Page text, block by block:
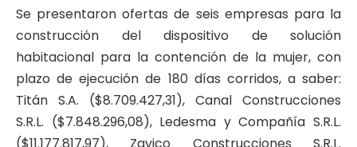
Se presentaron ofertas de seis empresas para la
construcción del dispositivo de solución
habitacional para la contención de la mujer, con
plazo de ejecución de 180 días corridos, a saber:
Titán S.A. ($8.709.427,31), Canal Construcciones
S.R.L. ($7.848.296,08), Ledesma y Compañía S.R.L.